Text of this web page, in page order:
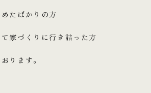
たばかりの方
家づくりに行き詰った方
ります。